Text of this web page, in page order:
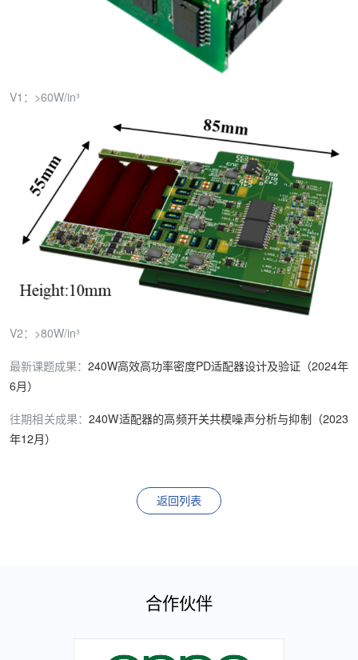
V1：>60W/in³
V2：>80W/in³
最新课题成果： 240W高效高功率密度PD适配器设计及验证（2024年
6月）
往期相关成果：240W适配器的高频开关共模噪声分析与抑制（2023
年12月）
返回列表
合作伙伴